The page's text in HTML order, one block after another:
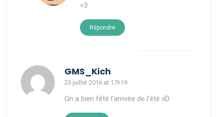
<3
Répondre
GMS_Kich
23 juillet 2016 at 17h19
On a bien fêté l’arrivée de l’été xD